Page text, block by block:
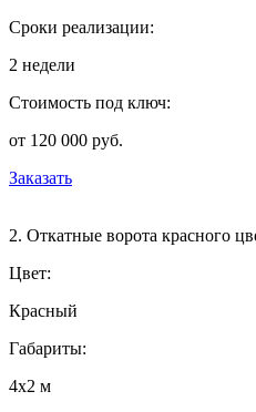
Сроки реализации:
2 недели
Стоимость под ключ:
от 120 000 руб.
Заказать
2. Откатные ворота красного
Цвет:
Красный
Габариты:
4х2 м